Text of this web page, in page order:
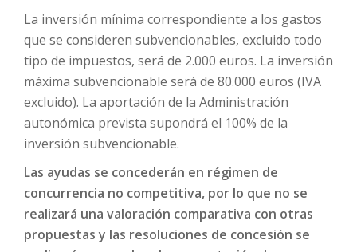
La inversión mínima correspondiente a los gastos
que se consideren subvencionables, excluido todo
tipo de impuestos, será de 2.000 euros. La inversión
máxima subvencionable será de 80.000 euros (IVA
excluido). La aportación de la Administración
autonómica prevista supondrá el 100% de la
inversión subvencionable.
Las ayudas se concederán en régimen de
concurrencia no competitiva, por lo que no se
realizará una valoración comparativa con otras
propuestas y las resoluciones de concesión se